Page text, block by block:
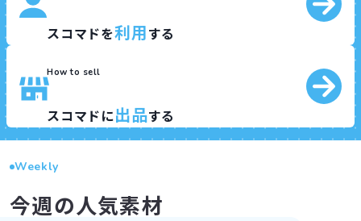
スコマドを利用する
How to sell
スコマドに出品する
Weekly
今週の人気素材